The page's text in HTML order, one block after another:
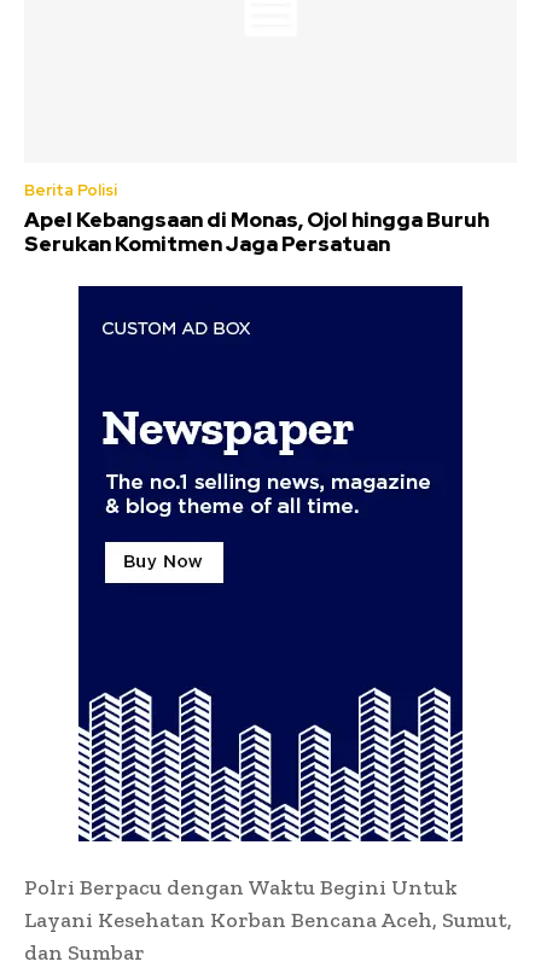
Berita Polisi
Apel Kebangsaan di Monas, Ojol hingga Buruh
Serukan Komitmen Jaga Persatuan
Polri Berpacu dengan Waktu Begini Untuk
Layani Kesehatan Korban Bencana Aceh, Sumut,
dan Sumbar